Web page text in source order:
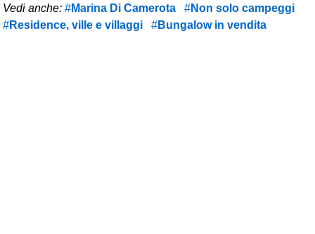
Vedi anche: Marina Di Camerota
Non solo campeggi
Residence, ville e villaggi
Bungalow in vendita
🔍 Cerca